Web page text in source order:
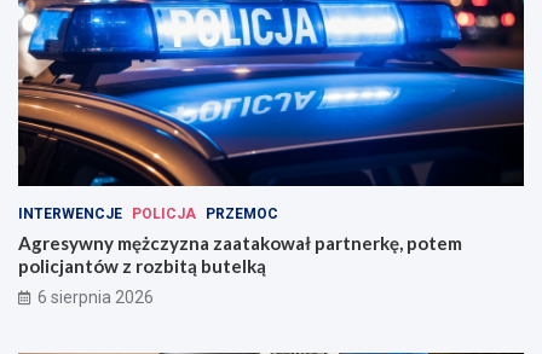
INTERWENCJE POLICJA PRZEMOC
Agresywny mężczyzna zaatakował partnerkę, potem
policjantów z rozbitą butelką
6 sierpnia 2026